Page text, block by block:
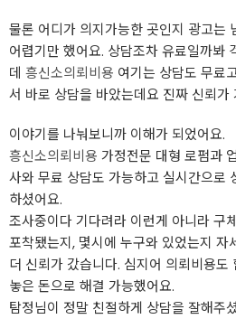
물론 어디가 의지가능한 곳인지 광고는
어렵기만 했어요. 상담조차 유료일까봐
데 흥신소의뢰비용 여기는 상담도 무료
서 바로 상담을 바았는데요 진짜 신뢰가
이야기를 나눠보니까 이해가 되었어요.
흥신소의뢰비용 가정전문 대형 로펌과
사와 무료 상담도 가능하고 실시간으로
하셨어요.
조사중이다 기다려라 이런게 아니라 구
포착됐는지, 몇시에 누구와 있었는지 자
더 신뢰가 갔습니다. 심지어 의뢰비용
놓은 돈으로 해결 가능했어요.
탐정님이 정말 친절하게 상담을 잘해주